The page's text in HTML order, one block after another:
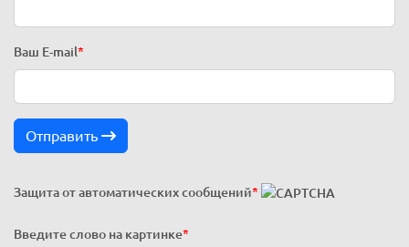
Ваш E-mail *
Отправить
Защита от автоматических сообщений*
Введите слово на картинке*